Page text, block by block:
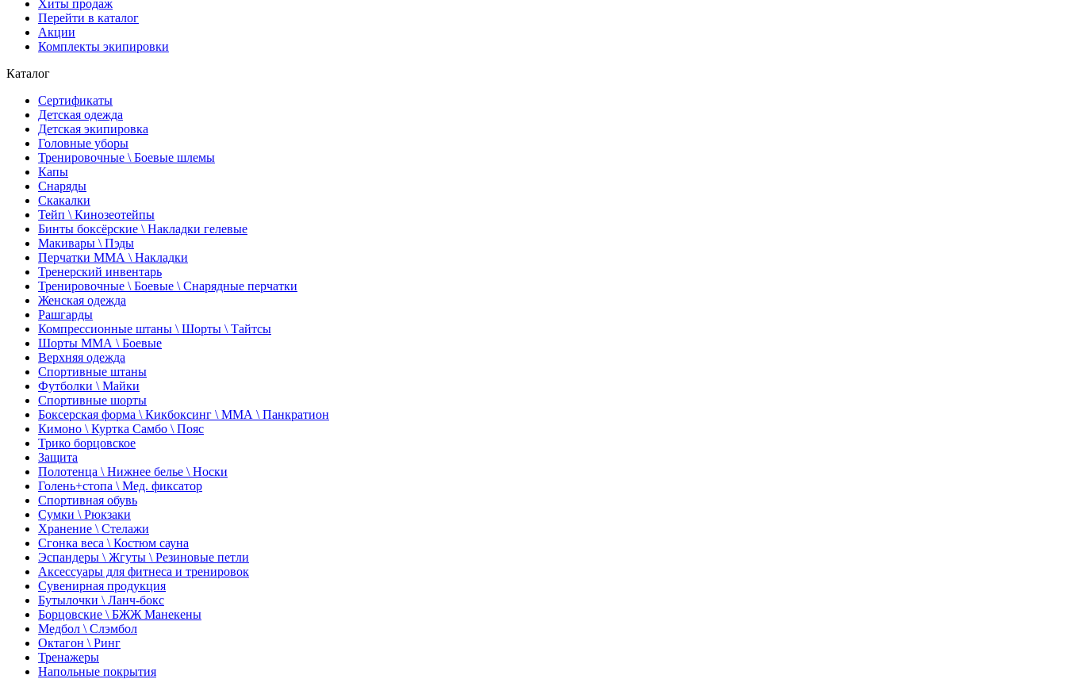
Хиты продаж
Перейти в каталог
Акции
Комплекты экипировки
Каталог
Сертификаты
Детская одежда
Детская экипировка
Головные уборы
Тренировочные \ Боевые шлемы
Капы
Снаряды
Скакалки
Тейп \ Кинозеотейпы
Бинты боксёрские \ Накладки гелевые
Макивары \ Пэды
Перчатки ММА \ Накладки
Тренерский инвентарь
Тренировочные \ Боевые \ Снарядные перчатки
Женская одежда
Рашгарды
Компрессионные штаны \ Шорты \ Тайтсы
Шорты ММА \ Боевые
Верхняя одежда
Спортивные штаны
Футболки \ Майки
Спортивные шорты
Боксерская форма \ Кикбоксинг \ ММА \ Панкратион
Кимоно \ Куртка Самбо \ Пояс
Трико борцовское
Защита
Полотенца \ Нижнее белье \ Носки
Голень+стопа \ Мед. фиксатор
Спортивная обувь
Сумки \ Рюкзаки
Хранение \ Стелажи
Сгонка веса \ Костюм сауна
Эспандеры \ Жгуты \ Резиновые петли
Аксессуары для фитнеса и тренировок
Сувенирная продукция
Бутылочки \ Ланч-бокс
Борцовские \ БЖЖ Манекены
Медбол \ Слэмбол
Октагон \ Ринг
Тренажеры
Напольные покрытия